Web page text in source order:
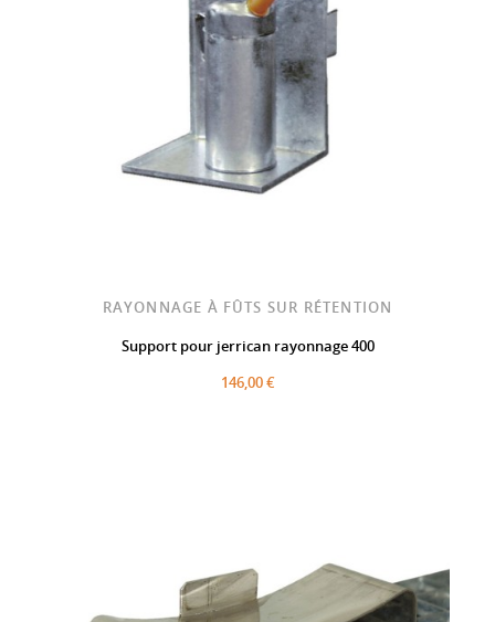
RAYONNAGE À FÛTS SUR RÉTENTION
Support pour jerrican rayonnage 400
146,00 €